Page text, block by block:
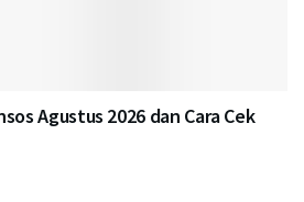
Agustus 2026 dan Cara Cek